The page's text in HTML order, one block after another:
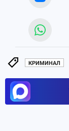
КРИМИНАЛ